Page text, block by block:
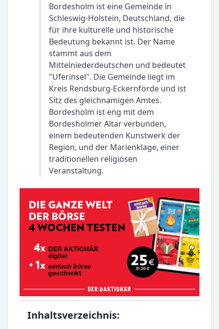
Bordesholm ist eine Gemeinde in
Schleswig-Holstein, Deutschland, die
für ihre kulturelle und historische
Bedeutung bekannt ist. Der Name
stammt aus dem
Mittelniederdeutschen und bedeutet
"Uferinsel". Die Gemeinde liegt im
Kreis Rendsburg-Eckernförde und ist
Sitz des gleichnamigen Amtes.
Bordesholm ist eng mit dem
Bordesholmer Altar verbunden,
einem bedeutenden Kunstwerk der
Region, und der Marienklage, einer
traditionellen religiösen
Veranstaltung.
Inhaltsverzeichnis: